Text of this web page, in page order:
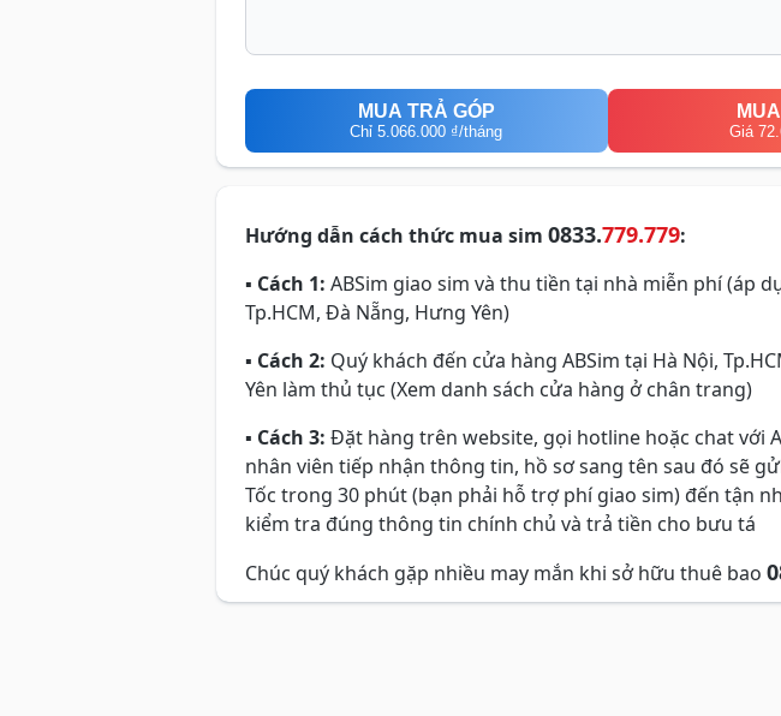
MUA TRẢ GÓP
Chỉ5.066.000 ₫/tháng Giá
Hướng dẫn cách thức mua sim 0833.779.779:
▪ Cách 1: ABSim giao sim và thu tiền tại nhà miễn phí (áp
Tp.HCM, Đà Nẵng, Hưng Yên)
▪ Cách 2: Quý khách đến cửa hàng ABSim tại Hà Nội,
Yên làm thủ tục (Xem danh sách cửa hàng ở chân trang)
▪ Cách 3: Đặt hàng trên website, gọi hotline hoặc chat với
nhân viên tiếp nhận thông tin, hồ sơ sang tên sau đó sẽ
Tốc trong 30 phút (bạn phải hỗ trợ phí giao sim) đến tận
kiểm tra đúng thông tin chính chủ và trả tiền cho bưu tá
Chúc quý khách gặp nhiều may mắn khi sở hữu thuê bao